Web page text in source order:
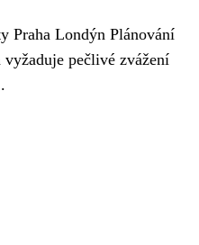
Praha Londýn Plánování
pečlivé zvážení